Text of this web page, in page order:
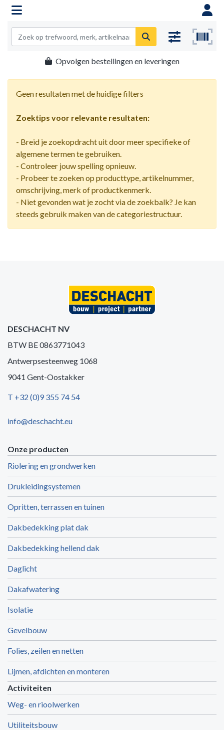
Opvolgen bestellingen en leveringen
Geen resultaten met de huidige filters
Zoektips voor relevante resultaten:
- Breid je zoekopdracht uit door meer specifieke of
algemene termen te gebruiken.
- Controleer jouw spelling opnieuw.
- Probeer te zoeken op producttype, artikelnummer,
omschrijving, merk of productkenmerk.
- Niet gevonden wat je zocht via de zoekbalk? Je kan
steeds gebruik maken van de categoriestructuur.
DESCHACHT NV
BTW BE 0863771043
Antwerpsesteenweg 1068
9041 Gent-Oostakker
T +32 (0)9 355 74 54
info@deschacht.eu
Onze producten
Riolering en grondwerken
Drukleidingsystemen
Opritten, terrassen en tuinen
Dakbedekking plat dak
Dakbedekking hellend dak
Daglicht
Dakafwatering
Isolatie
Gevelbouw
Folies, zeilen en netten
Lijmen, afdichten en monteren
Activiteiten
Weg- en rioolwerken
Utiliteitsbouw